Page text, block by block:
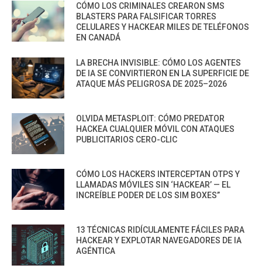
CÓMO LOS CRIMINALES CREARON SMS
BLASTERS PARA FALSIFICAR TORRES
CELULARES Y HACKEAR MILES DE TELÉFONOS
EN CANADÁ
LA BRECHA INVISIBLE: CÓMO LOS AGENTES
DE IA SE CONVIRTIERON EN LA SUPERFICIE DE
ATAQUE MÁS PELIGROSA DE 2025–2026
OLVIDA METASPLOIT: CÓMO PREDATOR
HACKEA CUALQUIER MÓVIL CON ATAQUES
PUBLICITARIOS CERO-CLIC
CÓMO LOS HACKERS INTERCEPTAN OTPS Y
LLAMADAS MÓVILES SIN ‘HACKEAR’ — EL
INCREÍBLE PODER DE LOS SIM BOXES”
13 TÉCNICAS RIDÍCULAMENTE FÁCILES PARA
HACKEAR Y EXPLOTAR NAVEGADORES DE IA
AGÉNTICA